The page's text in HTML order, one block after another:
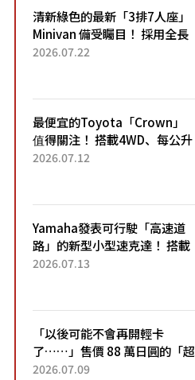
清新綠色的最新「3排7人座」
Minivan 備受矚目！ 採用全長
4.7公尺剛剛好的車身尺寸與
2026.07.22
最便宜的Toyota「Crown」
值得關注！ 搭載4WD、每公升
22.4公里低油耗表現超亮眼！
2026.07.12
Yamaha發表可行駛「高速道
路」的新型小型速克達！ 搭載
能享受超強勁「渦輪感」的動
2026.07.13
「以後可能不會再開輕卡
了……」售價 88 萬日圓的「超
迷你輕型貨車」引發兩極評
2026.07.09